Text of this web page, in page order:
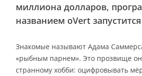
миллиона долларов,
названием oVert
Знакомые называют Адама
«рыбным парнем». Это прозвище он
странному хобби: оцифровывать